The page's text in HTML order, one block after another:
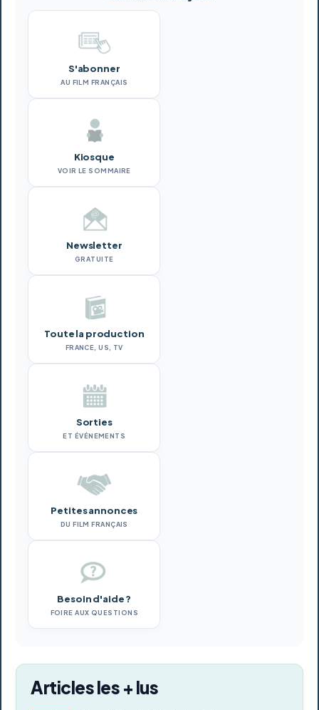
S'abonner
AU FILM FRANÇAIS
Kiosque
VOIR LE SOMMAIRE
Newsletter
GRATUITE
Toute la production
FRANCE, US, TV
Sorties
ET ÉVÉNEMENTS
Petites annonces
DU FILM FRANÇAIS
Besoin d'aide ?
FOIRE AUX QUESTIONS
Articles les + lus